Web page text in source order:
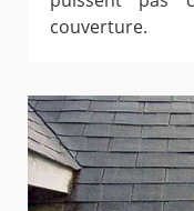
couverture.